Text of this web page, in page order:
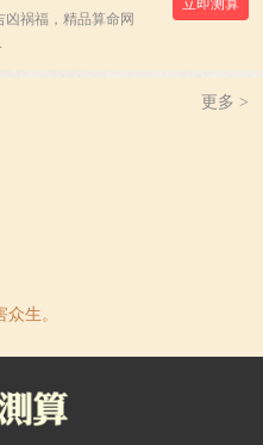
祸福，精品算命网
立即测算
更多 >
生。